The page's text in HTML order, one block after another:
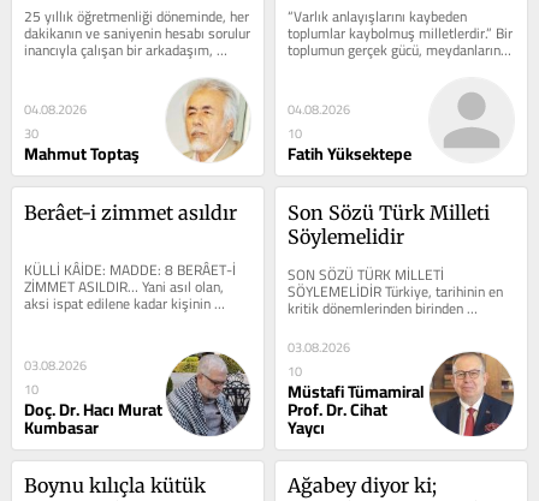
25 yıllık öğretmenliği döneminde, her
dakikanın ve saniyenin hesabı sorulur
inancıyla çalışan bir arkadaşım,
öğretmenliği döneminde...
04.08.2026
30
Mahmut Toptaş
“Varlık anlayışlarını kaybeden
toplumlar kaybolmuş milletlerdir.” Bir
toplumun gerçek gücü, meydanlarını
dolduran kalabalıkların...
04.08.2026
10
Fatih Yüksektepe
Berâet-i zimmet asıldır
KÜLLİ KÂİDE: MADDE: 8 BERÂET-İ
ZİMMET ASILDIR… Yani asıl olan,
aksi ispat edilene kadar kişinin
borçsuz olmasıdır… Berâet: Temize...
03.08.2026
10
Doç. Dr. Hacı Murat
Kumbasar
Son Sözü Türk Milleti
Söylemelidir
SON SÖZÜ TÜRK MİLLETİ
SÖYLEMELİDİR Türkiye, tarihinin en
kritik dönemlerinden birinden
yeni bir...
03.08.2026
10
Müstafi Tümamiral
Prof. Dr. Cihat
Yaycı
Boynu kılıçla kütük
Ağabey diyor ki;